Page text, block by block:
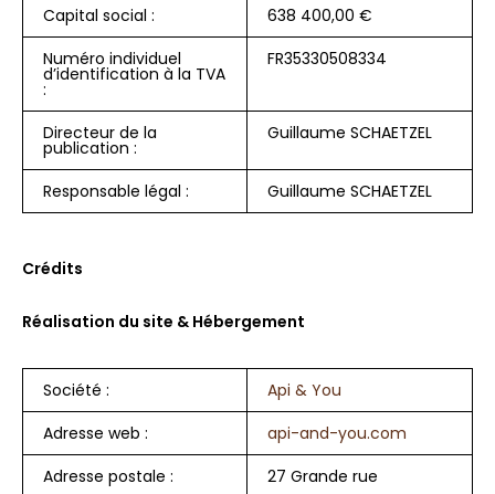
Capital social :
638 400,00 €
Numéro individuel
d’identification à la TVA
:
FR35330508334
Directeur de la
publication :
Guillaume SCHAETZEL
Responsable légal : Guillaume SCHAETZEL
Crédits
Réalisation du site & Hébergement
Société :
Api & You
Adresse web :
api-and-you.com
Adresse postale :
27 Grande rue